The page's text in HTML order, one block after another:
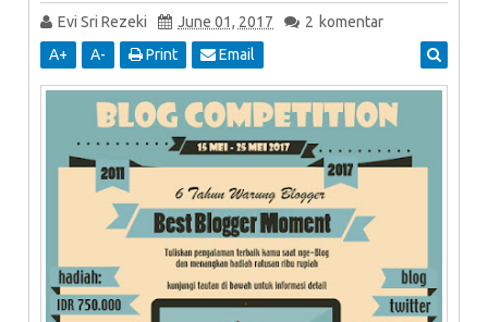
Pengumuman Pemenang Kompetisi Blog Ulang Tahun
Warung Blogger Ke-6
Evi Sri Rezeki June 01, 2017 2 komentar
A+ A- Print Email